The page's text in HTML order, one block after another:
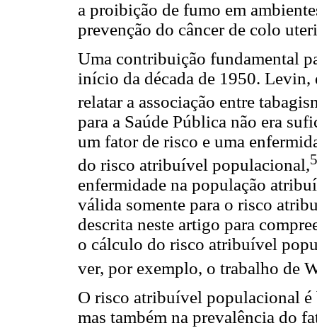
a proibição de fumo em
prevenção do câncer de colo
Uma contribuição fundamental
início da década de 1950.
relatar a associação entre
para a Saúde Pública não era
um fator de risco e uma
do risco atribuível populacional,
enfermidade na população
válida somente para o risco
descrita neste artigo para
o cálculo do risco atribuível
ver, por exemplo, o trabalho de
O risco atribuível populacional é
mas também na prevalência do